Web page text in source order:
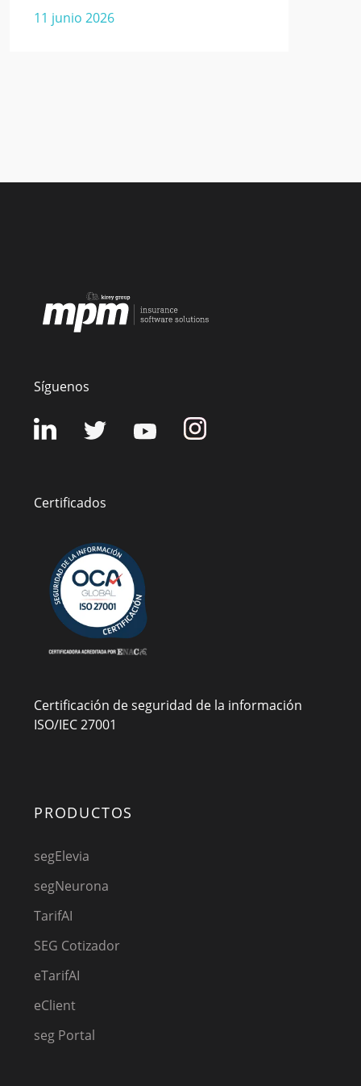
11 junio 2026
Síguenos
Certificados
Certificación de seguridad de la información
ISO/IEC 27001
PRODUCTOS
segElevia
segNeurona
TarifAI
SEG Cotizador
eTarifAI
eClient
seg Portal